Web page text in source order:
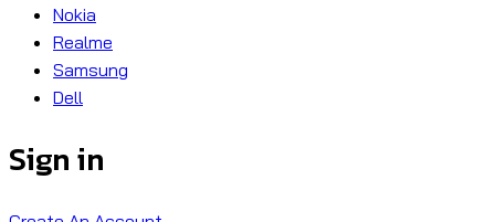
Nokia
Realme
Samsung
Dell
Sign in